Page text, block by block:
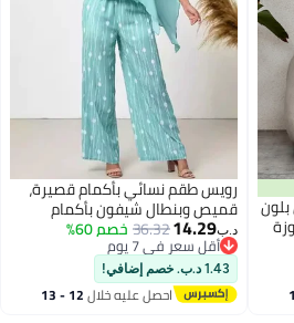
رويس طقم نسائي بأكمام قصيرة،
قميص وبنطال شيفون بأكمام
خفاش، قطعتان غير متماثلتان، بلوزة
بلون واحد وبنطال منقط، طراز عتيق
أنيق، أخضر زمردي
د.ب‏14.29
36.32خصم 60%
أقل سعر في 7 يوم
أقل سعر في 7 يوم
1.43 د.ب. خصم إضافي!
احصل عليه خلال 12 - 13